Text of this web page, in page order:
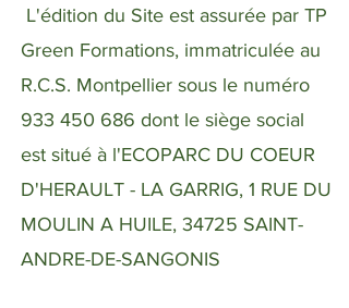
L'édition du Site est assurée par TP
Green Formations, immatriculée au
R.C.S. Montpellier sous le numéro
933 450 686 dont le siège social
est situé à l'ECOPARC DU COEUR
D'HERAULT - LA GARRIG, 1 RUE DU
MOULIN A HUILE, 34725 SAINT-
ANDRE-DE-SANGONIS